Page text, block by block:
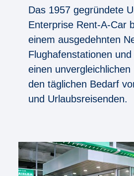
Das 1957 gegründete
Enterprise Rent-A-Car
einem ausgedehnten
Flughafenstationen
einen
den täglichen Bedarf
und Urlaubsreisenden.